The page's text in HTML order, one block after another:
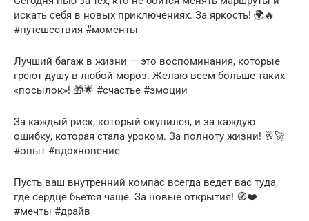
искать себя в новых приключениях. За яркость! 🌍🔥
#путешествия #моменты
Лучший багаж в жизни — это воспоминания, которые
греют душу в любой мороз. Желаю всем больше таких
«посылок»! 🎁🌟 #счастье #эмоции
За каждый риск, который окупился, и за каждую
ошибку, которая стала уроком. За полноту жизни! 🥂🚀
#опыт #вдохновение
Пусть ваш внутренний компас всегда ведет вас туда,
где сердце бьется чаще. За новые открытия! 🧭❤️
#мечты #драйв